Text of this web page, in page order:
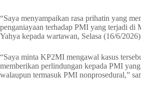
“Saya menyampaikan rasa prihatin yang
penganiayaan terhadap PMI yang terjadi di
Yahya kepada wartawan, Selasa (16/6/
“Saya minta KP2MI mengawal kasus
memberikan perlindungan kepada PMI
walaupun termasuk PMI nonprosedural,”